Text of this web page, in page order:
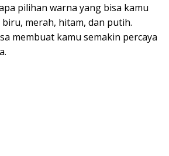
pilihan warna yang bisa kamu
merah, hitam, dan putih.
membuat kamu semakin percaya